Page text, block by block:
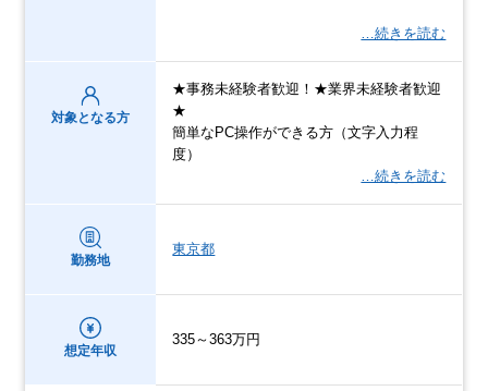
…続きを読む
対象となる方
★事務未経験者歓迎！★業界未経験者歓迎
★
簡単なPC操作ができる方（文字入力程
度）
…続きを読む
勤務地
東京都
想定年収
335～363万円